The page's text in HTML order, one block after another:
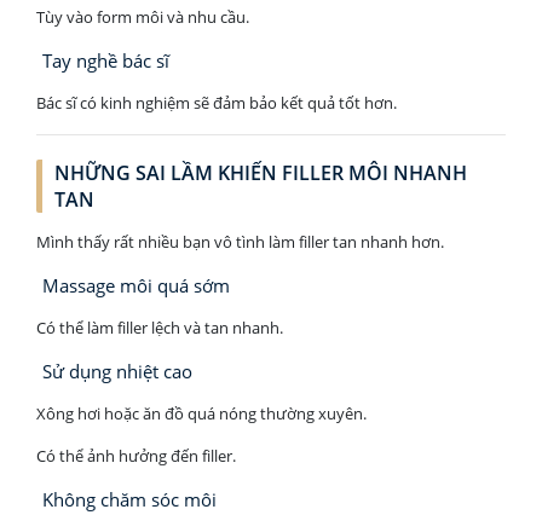
Tùy vào form môi và nhu cầu.
Tay nghề bác sĩ
Bác sĩ có kinh nghiệm sẽ đảm bảo kết quả tốt hơn.
NHỮNG SAI LẦM KHIẾN FILLER MÔI NHANH
TAN
Mình thấy rất nhiều bạn vô tình làm filler tan nhanh hơn.
Massage môi quá sớm
Có thể làm filler lệch và tan nhanh.
Sử dụng nhiệt cao
Xông hơi hoặc ăn đồ quá nóng thường xuyên.
Có thể ảnh hưởng đến filler.
Không chăm sóc môi